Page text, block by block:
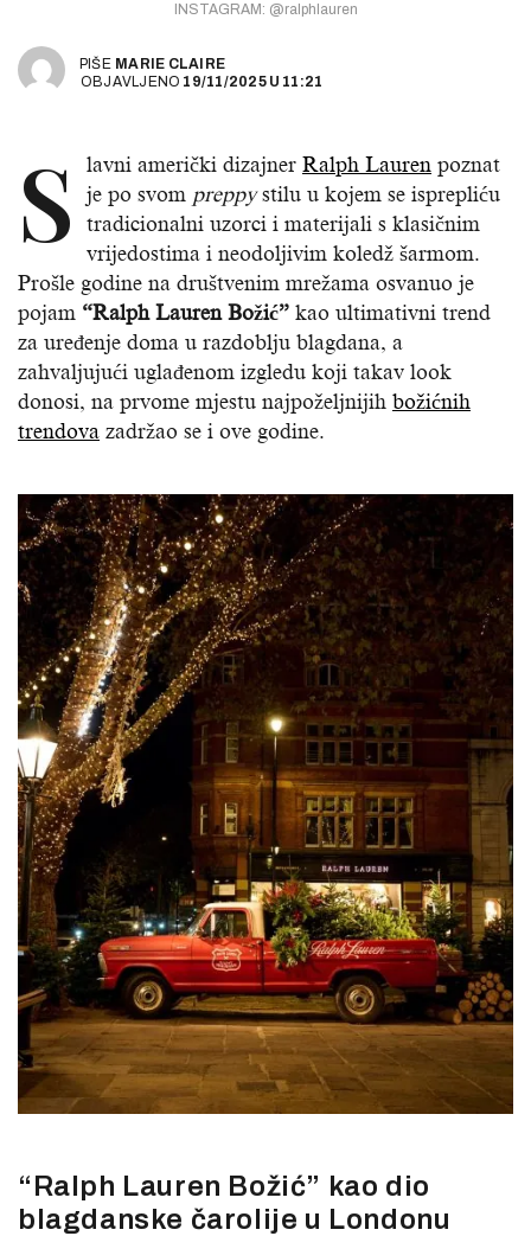
INSTAGRAM: @ralphlauren
PIŠE MARIE CLAIRE
OBJAVLJENO 19/11/2025 U 11:21
S lavni američki dizajner Ralph Lauren poznat
je po svom preppystilu u kojem se isprepliću
tradicionalni uzorci i materijali s klasičnim
vrijedostima i neodoljivim koledž šarmom.
Prošle godine na društvenim mrežama osvanuo je
pojam “Ralph Lauren Božić” kao ultimativni trend
za uređenje doma u razdoblju blagdana, a
zahvaljujući uglađenom izgledu koji takav look
donosi, na prvome mjestu najpoželjnijih božićnih
trendova zadržao se i ove godine.
“Ralph Lauren Božić” kao dio
blagdanske čarolije u Londonu